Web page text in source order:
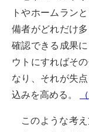
トやホームラン
備者がどれだけ
確認できる成果
ウトにすればそ
なり、それが失
込みを高める。
このような考